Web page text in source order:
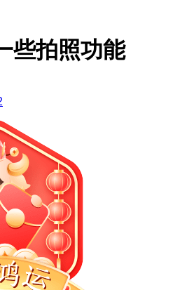
些拍照功能